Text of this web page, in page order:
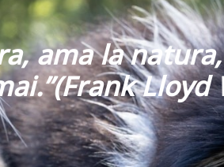
ama la
.”(Frank Lloyd